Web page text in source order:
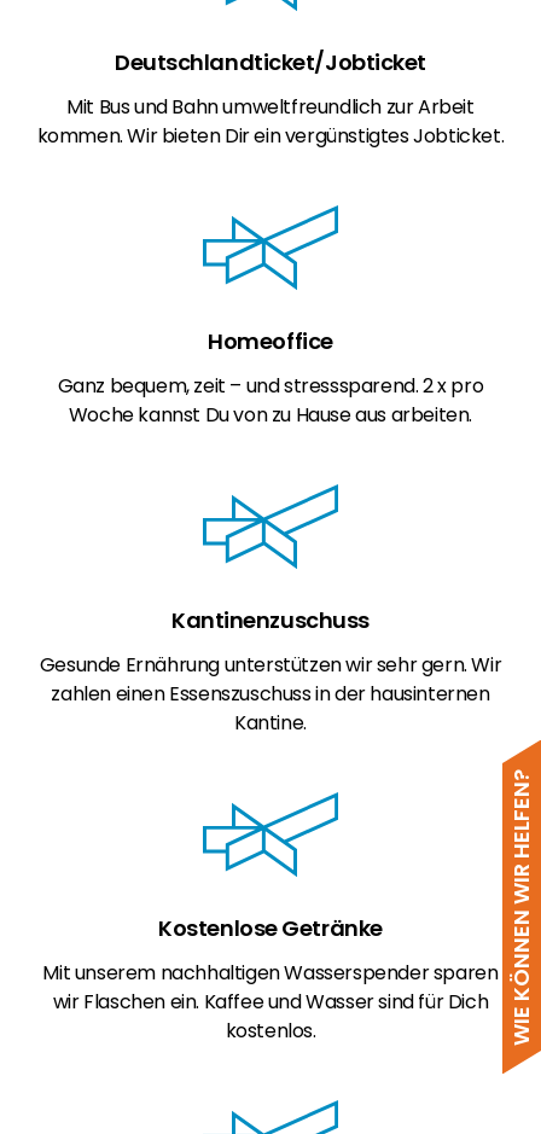
WIE KÖNNEN WIR HELFEN?
Deutschlandticket/Jobticket
Mit Bus und Bahn umweltfreundlich zur Arbeit
kommen. Wir bieten Dir ein vergünstigtes Jobticket.
Homeoffice
Ganz bequem, zeit – und stresssparend. 2 x pro
Woche kannst Du von zu Hause aus arbeiten.
Kantinenzuschuss
Gesunde Ernährung unterstützen wir sehr gern. Wir
zahlen einen Essenszuschuss in der hausinternen
Kantine.
Kostenlose Getränke
Mit unserem nachhaltigen Wasserspender sparen
wir Flaschen ein. Kaffee und Wasser sind für Dich
kostenlos.